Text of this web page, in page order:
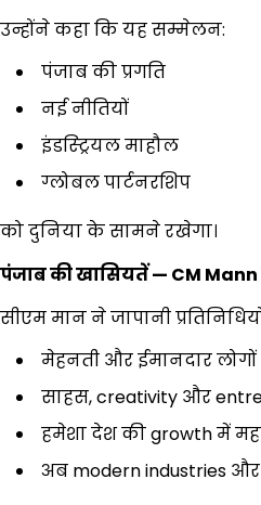
उन्होंने कहा कि यह सम्मेलन:
पंजाब की प्रगति
नई नीतियों
इंडस्ट्रियल माहौल
ग्लोबल पार्टनरशिप
को दुनिया के सामने रखेगा।
पंजाब की खासियतें— CM Mann
सीएम मान ने जापानी
मेहनती और ईमानदार लोगों
साहस, creativity और
हमेशा देश की growth में
अब modern industries